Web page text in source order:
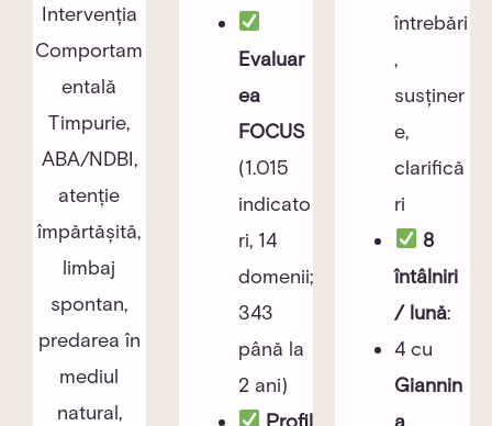
Intervenția
Comportam
entală
Timpurie,
ABA/NDBI,
atenție
împărtășită,
limbaj
spontan,
predarea în
mediul
natural,
Evaluar
ea
FOCUS
(1.015
indicato
ri, 14
domenii;
343
până la
2 ani)
Profil
întrebări
,
susținer
e,
clarifică
ri
8
întâlniri
/ lună:
4 cu
Giannin
a